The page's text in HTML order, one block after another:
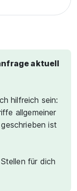
aktuell
hilfreich sein:
allgemeiner
ist
für dich